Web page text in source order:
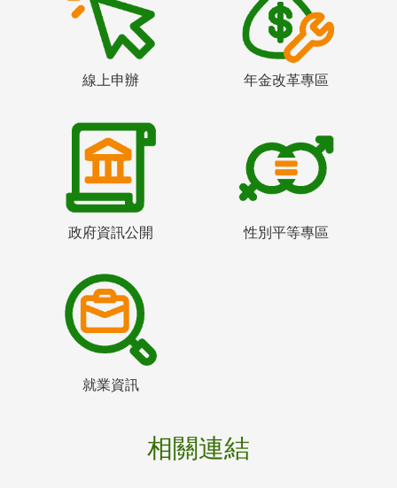
線上申辦 年金改革專區
政府資訊公開 性別平等專區
就業資訊
相關連結